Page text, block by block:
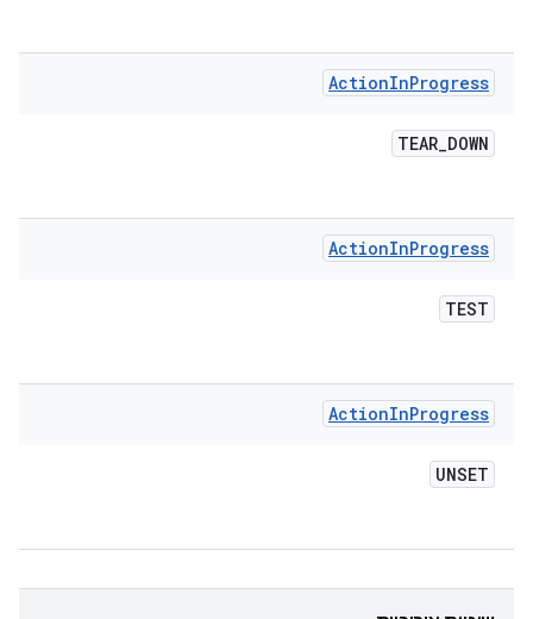
ActionInProgress
TEAR_DOWN
ActionInProgress
TEST
ActionInProgress
UNSET